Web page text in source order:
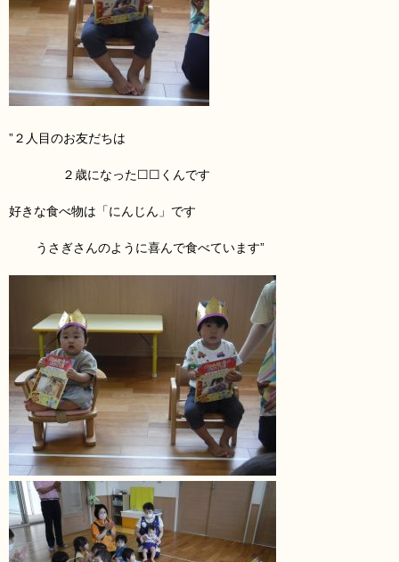
”２人目のお友だちは
２歳になった☐☐くんです
好きな食べ物は「にんじん 」です
うさぎさんのように喜んで食べています”